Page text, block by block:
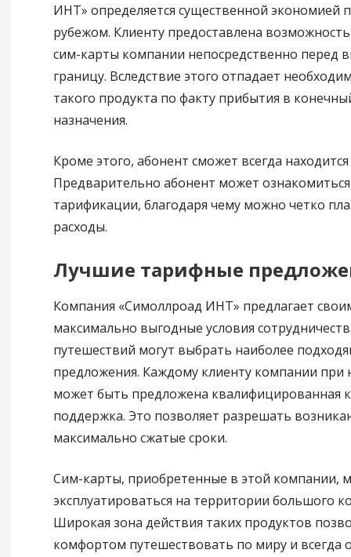
ИНТ» определяется существенной экономией
рубежом. Клиенту предоставлена
сим-карты компании непосредственно перед
границу. Вследствие этого отпадает
такого продукта по факту прибытия в
назначения.
Кроме этого, абонент сможет всегда находится
Предварительно абонент может ознакомиться
тарификации, благодаря чему можно четко
расходы.
Лучшие тарифные
Компания «Симоллроад ИНТ» предлагает
максимально выгодные условия
путешествий могут выбрать наиболее
предложения. Каждому клиенту компании при
может быть предложена квалифицированная
поддержка. Это позволяет разрешать
максимально сжатые сроки.
Сим-карты, приобретенные в этой компании,
эксплуатироваться на территории большого
Широкая зона действия таких продуктов
комфортом путешествовать по миру и всегда